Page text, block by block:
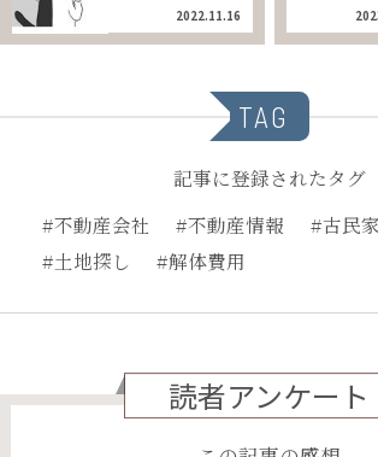
2022.11.16
TAG
記事に登録されたタグ
#不動産会社
#不動産情報
#古民
#土地探し
#解体費用
読者アンケート